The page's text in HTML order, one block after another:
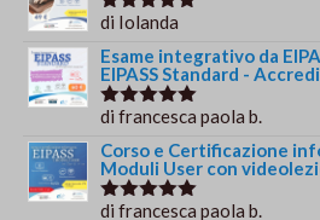
Valutato5
di Iolanda
Esame integrativo da
EIPASS Standard -
Valutato5
di francesca paola b.
Corso e Certificazione
Moduli User con
Valutato5
di francesca paola b.